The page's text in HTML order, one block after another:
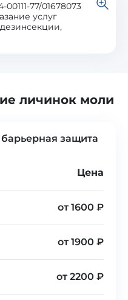
77/01678073
услуг
личинок моли
защита
Цена
от 1600 ₽
от 1900 ₽
от 2200 ₽